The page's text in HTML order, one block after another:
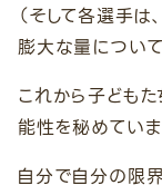
（そして各選手
膨大な量について
これから子ども
能性を秘めていま
自分で自分の限